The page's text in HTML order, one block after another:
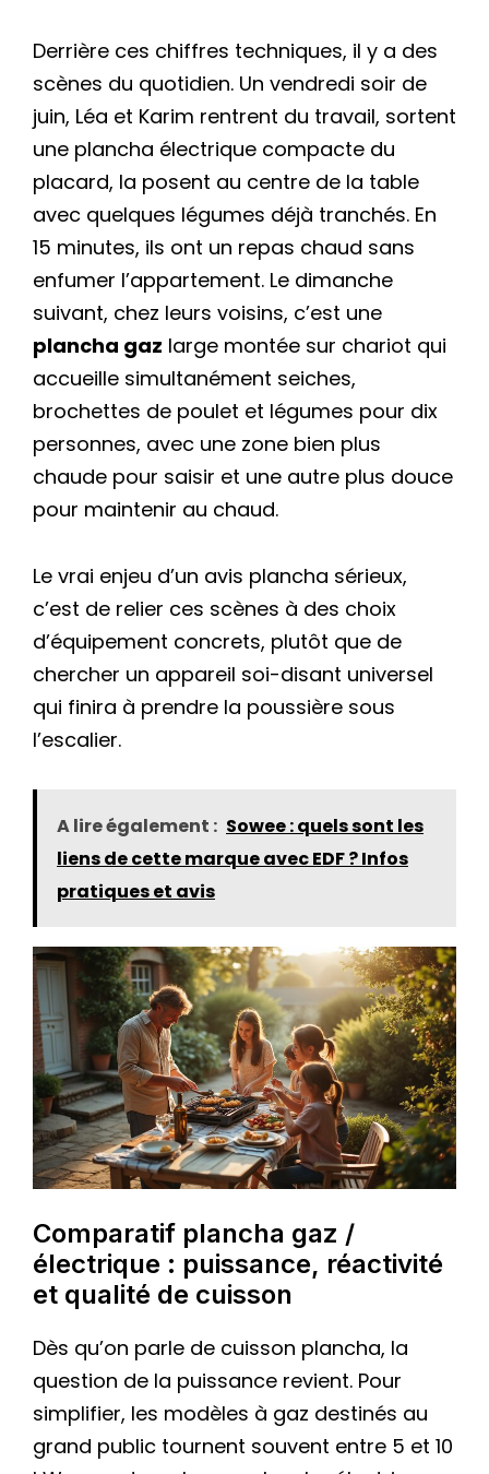
Derrière ces chiffres techniques, il y a des
scènes du quotidien. Un vendredi soir de
juin, Léa et Karim rentrent du travail, sortent
une plancha électrique compacte du
placard, la posent au centre de la table
avec quelques légumes déjà tranchés. En
15 minutes, ils ont un repas chaud sans
enfumer l’appartement. Le dimanche
suivant, chez leurs voisins, c’est une
plancha gaz large montée sur chariot qui
accueille simultanément seiches,
brochettes de poulet et légumes pour dix
personnes, avec une zone bien plus
chaude pour saisir et une autre plus douce
pour maintenir au chaud.
Le vrai enjeu d’un avis plancha sérieux,
c’est de relier ces scènes à des choix
d’équipement concrets, plutôt que de
chercher un appareil soi-disant universel
qui finira à prendre la poussière sous
l’escalier.
A lire également : Sowee : quels sont les
liens de cette marque avec EDF ? Infos
pratiques et avis
Comparatif plancha gaz /
électrique : puissance, réactivité
et qualité de cuisson
Dès qu’on parle de cuisson plancha, la
question de la puissance revient. Pour
simplifier, les modèles à gaz destinés au
grand public tournent souvent entre 5 et 10